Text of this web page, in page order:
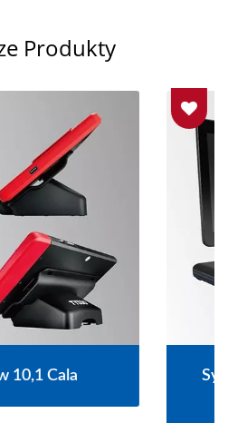
Produkty
Z Ekranem